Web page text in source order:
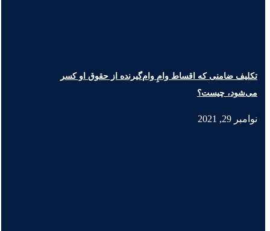
تکلیف ضامنی که اقساط وامِ وام‌گیرنده از حقوق او کسر
می‌شود، چیست؟
نوامبر 29, 2021